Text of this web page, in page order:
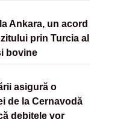
Ankara, un acord
prin Turcia al
bovine
asigură o
de la Cernavodă
debitele vor